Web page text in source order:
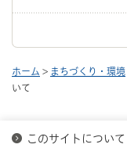
ホーム > まちづくり・環境
いて
このサイトについて